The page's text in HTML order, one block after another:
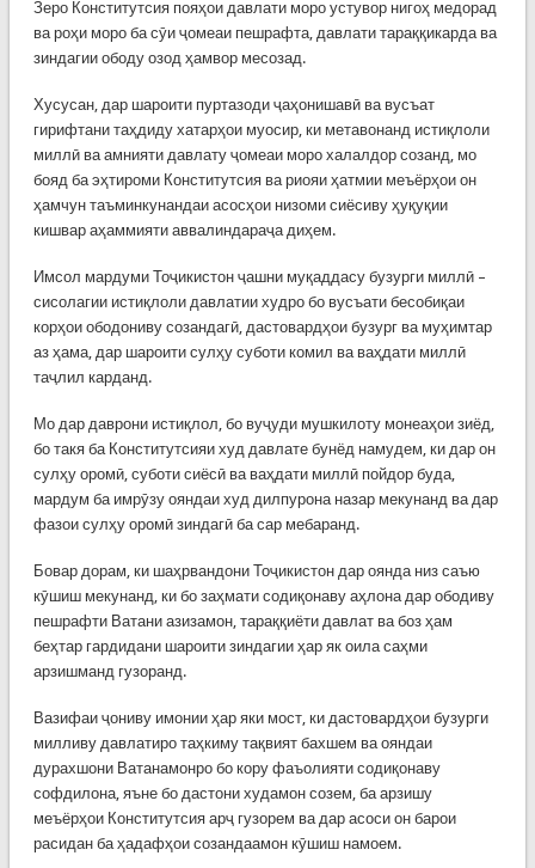
Зеро Конститутсия пояҳои давлати моро устувор нигоҳ медорад
ва роҳи моро ба сӯи ҷомеаи пешрафта, давлати тараққикарда ва
зиндагии ободу озод ҳамвор месозад.
Хусусан, дар шароити пуртазоди ҷаҳонишавӣ ва вусъат
гирифтани таҳдиду хатарҳои муосир, ки метавонанд истиқлоли
миллӣ ва амнияти давлату ҷомеаи моро халалдор созанд, мо
бояд ба эҳтироми Конститутсия ва риояи ҳатмии меъёрҳои он
ҳамчун таъминкунандаи асосҳои низоми сиёсиву ҳуқуқии
кишвар аҳаммияти аввалиндараҷа диҳем.
Имсол мардуми Тоҷикистон ҷашни муқаддасу бузурги миллӣ –
сисолагии истиқлоли давлатии худро бо вусъати бесобиқаи
корҳои ободониву созандагӣ, дастовардҳои бузург ва муҳимтар
аз ҳама, дар шароити сулҳу суботи комил ва ваҳдати миллӣ
таҷлил карданд.
Мо дар даврони истиқлол, бо вуҷуди мушкилоту монеаҳои зиёд,
бо такя ба Конститутсияи худ давлате бунёд намудем, ки дар он
сулҳу оромӣ, суботи сиёсӣ ва ваҳдати миллӣ пойдор буда,
мардум ба имрӯзу ояндаи худ дилпурона назар мекунанд ва дар
фазои сулҳу оромӣ зиндагӣ ба сар мебаранд.
Бовар дорам, ки шаҳрвандони Тоҷикистон дар оянда низ саъю
кӯшиш мекунанд, ки бо заҳмати содиқонаву аҳлона дар ободиву
пешрафти Ватани азизамон, тараққиёти давлат ва боз ҳам
беҳтар гардидани шароити зиндагии ҳар як оила саҳми
арзишманд гузоранд.
Вазифаи ҷониву имонии ҳар яки мост, ки дастовардҳои бузурги
милливу давлатиро таҳкиму тақвият бахшем ва ояндаи
дурахшони Ватанамонро бо кору фаъолияти содиқонаву
софдилона, яъне бо дастони худамон созем, ба арзишу
меъёрҳои Конститутсия арҷ гузорем ва дар асоси он барои
расидан ба ҳадафҳои созандаамон кӯшиш намоем.